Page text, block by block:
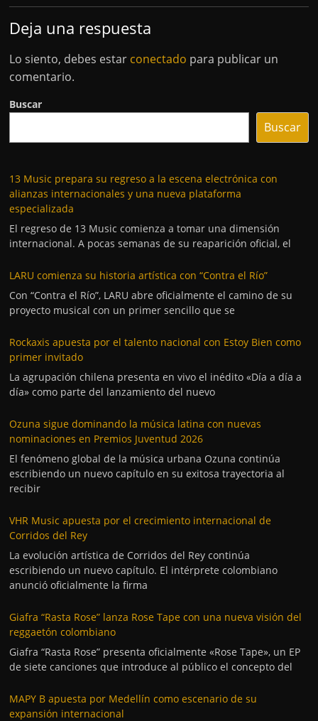
Deja una respuesta
Lo siento, debes estar conectado para publicar un
comentario.
Buscar
Buscar
13 Music prepara su regreso a la escena electrónica con
alianzas internacionales y una nueva plataforma
especializada
El regreso de 13 Music comienza a tomar una dimensión
internacional. A pocas semanas de su reaparición oficial, el
LARU comienza su historia artística con “Contra el Río”
Con “Contra el Río”, LARU abre oficialmente el camino de su
proyecto musical con un primer sencillo que se
Rockaxis apuesta por el talento nacional con Estoy Bien como
primer invitado
La agrupación chilena presenta en vivo el inédito «Día a día a
día» como parte del lanzamiento del nuevo
Ozuna sigue dominando la música latina con nuevas
nominaciones en Premios Juventud 2026
El fenómeno global de la música urbana Ozuna continúa
escribiendo un nuevo capítulo en su exitosa trayectoria al
recibir
VHR Music apuesta por el crecimiento internacional de
Corridos del Rey
La evolución artística de Corridos del Rey continúa
escribiendo un nuevo capítulo. El intérprete colombiano
anunció oficialmente la firma
Giafra “Rasta Rose” lanza Rose Tape con una nueva visión del
reggaetón colombiano
Giafra “Rasta Rose” presenta oficialmente «Rose Tape», un EP
de siete canciones que introduce al público el concepto del
MAPY B apuesta por Medellín como escenario de su
expansión internacional